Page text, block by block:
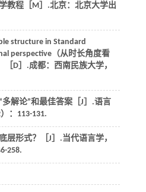
教程［M］.北京：北京大学出
structure in Standard
perspective（从时长角度看
D］.成都：西南民族大学，
解论”和最佳答案［J］.语言
：113-131.
层形式？［J］.当代语言学，
258.